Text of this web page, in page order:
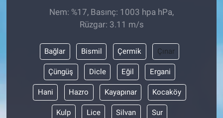
Nem: %17, Basınç: 1003 hpa hPa,
Rüzgar: 3.11 m/s
Bağlar Bismil Çermik Çınar
Çüngüş Dicle Eğil Ergani
Hani Hazro Kayapınar Kocaköy
Kulp Lice Silvan Sur